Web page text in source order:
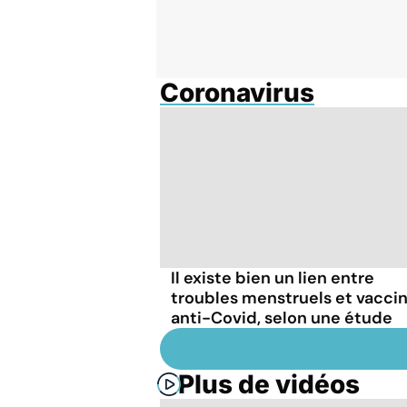
Coronavirus
Il existe bien un lien entre
troubles menstruels et
anti-Covid, selon une étude
Plus de vidéos